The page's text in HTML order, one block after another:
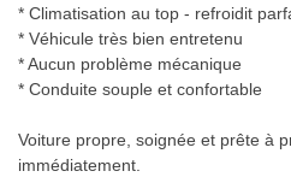
* Climatisation au top - refroidit
* Véhicule très bien entretenu
* Aucun problème mécanique
* Conduite souple et confortable
Voiture propre, soignée et prête à
immédiatement.